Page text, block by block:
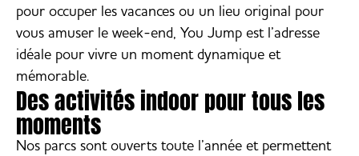
pour occuper les vacances ou un lieu original pour
vous amuser le week-end, You Jump est l’adresse
idéale pour vivre un moment dynamique et
mémorable.
Des activités indoor pour tous les
moments
Nos parcs sont ouverts toute l’année et permettent